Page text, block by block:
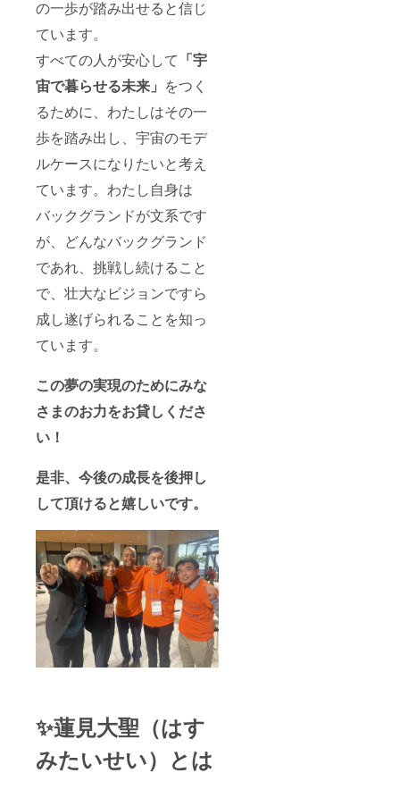
の一歩が踏み出せると信じ
ています。
すべての人が安心して 「宇
宙で暮らせる未来」 をつく
るために、わたしはその一
歩を踏み出し、宇宙のモデ
ルケースになりたいと考え
ています。わたし自身は
バックグランドが文系です
が、どんなバックグランド
であれ、挑戦し続けること
で、壮大なビジョンですら
成し遂げられることを知っ
ています。
この夢の実現のためにみな
さまのお力をお貸しくださ
い！
是非、今後の成長を後押し
して頂けると嬉しいです。
✨蓮見大聖（はす
みたいせい）とは